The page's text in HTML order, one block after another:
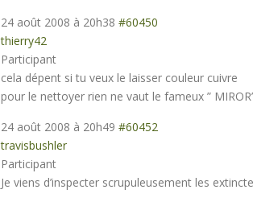
24 août 2008 à 20h38 #60450
thierry42
Participant
cela dépent si tu veux le laisser couleur cuivre
pour le nettoyer rien ne vaut le fameux ”
24 août 2008 à 20h49 #60452
travisbushler
Participant
Je viens d’inspecter scrupuleusement les